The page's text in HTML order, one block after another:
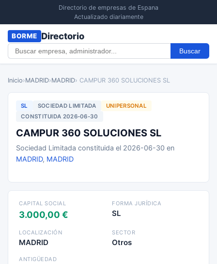
Directorio de empresas de Espana
Actualizado diariamente
BORME Directorio
Buscar
Inicio›MADRID›MADRID› CAMPUR 360 SOLUCIONES SL
SL SOCIEDAD LIMITADA
UNIPERSONAL
CONSTITUIDA 2026-06-30
CAMPUR 360 SOLUCIONES SL
Sociedad Limitada constituida el 2026-06-30 en
MADRID, MADRID
CAPITAL SOCIAL
3.000,00 €
FORMA JURÍDICA
SL
LOCALIZACIÓN
MADRID
SECTOR
Otros
ANTIGÜEDAD